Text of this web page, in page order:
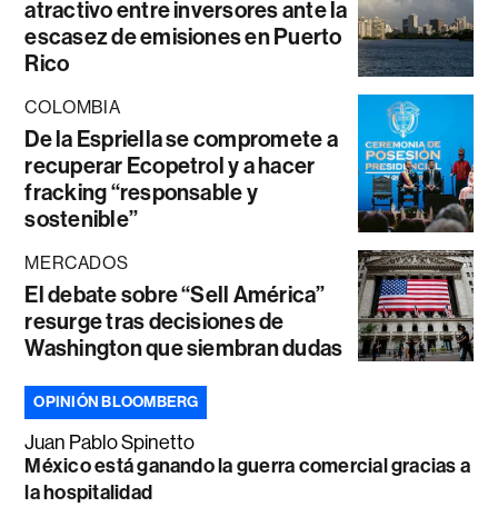
atractivo entre inversores ante la
escasez de emisiones en Puerto
Rico
COLOMBIA
De la Espriella se compromete a
recuperar Ecopetrol y a hacer
fracking “responsable y
sostenible”
MERCADOS
El debate sobre “Sell América”
resurge tras decisiones de
Washington que siembran dudas
OPINIÓN BLOOMBERG
Juan Pablo Spinetto
México está ganando la guerra comercial gracias a
la hospitalidad